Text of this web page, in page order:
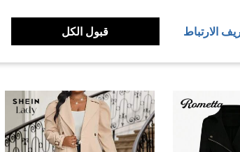
الارتباط قبول الكل